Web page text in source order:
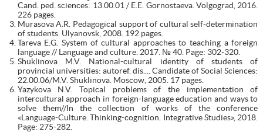
Cand. ped. sciences: 13.00.01 / E.E. Gornostaeva. Volgograd, 2016.
226 pages.
Murasova A.R. Pedagogical support of cultural self-determination
of students. Ulyanovsk, 2008. 192 pages.
Tareva E.G. System of cultural approaches to teaching a foreign
language // Language and culture. 2017. № 40. Page: 302-320.
Shuklinova M.V. National-cultural identity of students of
provincial universities: autoref. dis.... Candidate of Social Sciences:
22.00.06/M.V. Shuklinova. Moscow, 2005. 17 pages.
Yazykova N.V. Topical problems of the implementation of
intercultural approach in foreign-language education and ways to
solve them//In the collection of works of the conference
«Language-Culture. Thinking-cognition. Integrative Studies», 2018.
Page: 275-282.